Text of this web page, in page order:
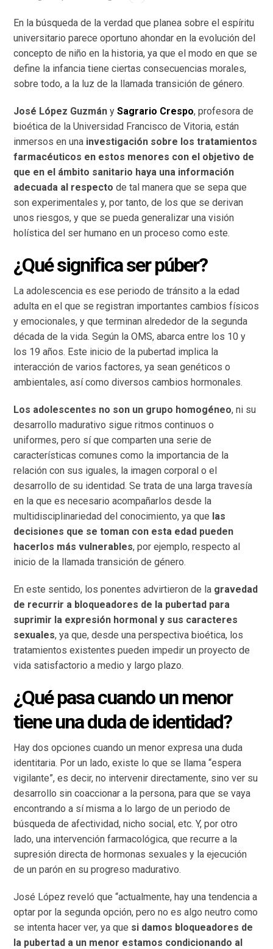
En la búsqueda de la verdad que planea sobre el espíritu
universitario parece oportuno ahondar en la evolución del
concepto de niño en la historia, ya que el modo en que se
define la infancia tiene ciertas consecuencias morales,
sobre todo, a la luz de la llamada transición de género.
José López Guzmán ySagrario Crespo, profesora de
bioética de la Universidad Francisco de Vitoria, están
inmersos en una investigación sobre los tratamientos
farmacéuticos en estos menores con el objetivo de
que en el ámbito sanitario haya una información
adecuada al respectode tal manera que se sepa que
son experimentales y, por tanto, de los que se derivan
unos riesgos, y que se pueda generalizar una visión
holística del ser humano en un proceso como este.
¿Qué significa ser púber?
La adolescencia es ese periodo de tránsito a la edad
adulta en el que se registran importantes cambios físicos
y emocionales, y que terminan alrededor de la segunda
década de la vida. Según la OMS, abarca entre los 10 y
los 19 años. Este inicio de la pubertad implica la
interacción de varios factores, ya sean genéticos o
ambientales, así como diversos cambios hormonales.
Los adolescentes no son un grupo homogéneo, ni su
desarrollo madurativo sigue ritmos continuos o
uniformes, pero sí que comparten una serie de
características comunes como la importancia de la
relación con sus iguales, la imagen corporal o el
desarrollo de su identidad. Se trata de una larga travesía
en la que es necesario acompañarlos desde la
multidisciplinariedad del conocimiento, ya que las
decisiones que se toman con esta edad pueden
hacerlos más vulnerables, por ejemplo, respecto al
inicio de la llamada transición de género.
En este sentido, los ponentes advirtieron de la gravedad
de recurrir a bloqueadores de la pubertad para
suprimir la expresión hormonal y sus caracteres
sexuales, ya que, desde una perspectiva bioética, los
tratamientos existentes pueden impedir un proyecto de
vida satisfactorio a medio y largo plazo.
¿Qué pasa cuando un menor
tiene una duda de identidad?
Hay dos opciones cuando un menor expresa una duda
identitaria. Por un lado, existe lo que se llama “espera
vigilante”, es decir, no intervenir directamente, sino ver su
desarrollo sin coaccionar a la persona, para que se vaya
encontrando a sí misma a lo largo de un periodo de
búsqueda de afectividad, nicho social, etc. Y, por otro
lado, una intervención farmacológica, que recurre a la
supresión directa de hormonas sexuales y la ejecución
de un parón en su progreso madurativo.
José López reveló que “actualmente, hay una tendencia a
optar por la segunda opción, pero no es algo neutro como
se intenta hacer ver, ya que si damos bloqueadores de
la pubertad a un menor estamos condicionando al